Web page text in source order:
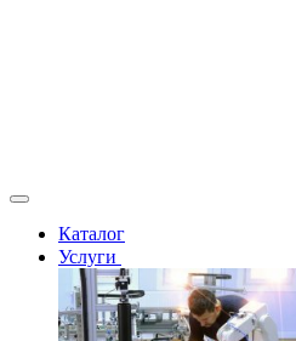
Каталог
Услуги